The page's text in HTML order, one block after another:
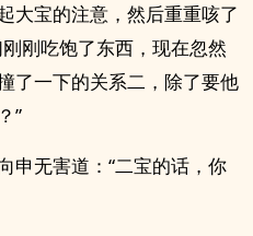
大宝的注意，然后重重咳了
刚吃饱了东西，现在忽然
了一下的关系二，除了要他
”
申无害道：“二宝的话，你